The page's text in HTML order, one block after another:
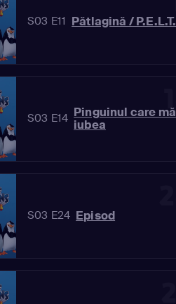
S03 E11 Pătlagină / P.E.L.T.
14
S03 E14 Pinguinul care mă
iubea
S03 E24 Episod